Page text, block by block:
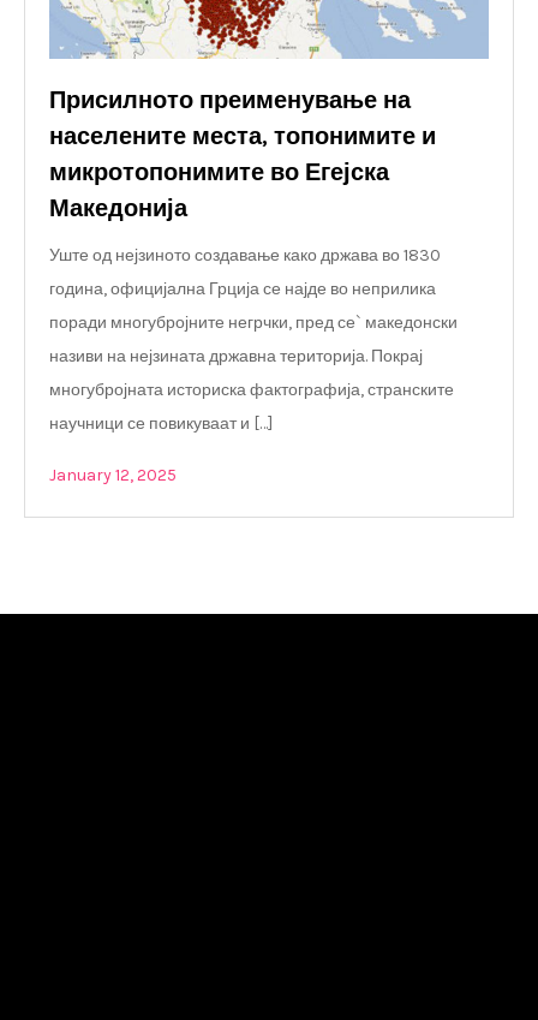
Присилното преименување на
населените места, топонимите и
микротопонимите во Егејска
Македонија
Уште од нејзиното создавање како држава во 1830
година, официјална Грција се најде во неприлика
поради многубројните негрчки, пред се` македонски
називи на нејзината државна територија. Покрај
многубројната историска фактографија, странските
научници се повикуваат и […]
January 12, 2025